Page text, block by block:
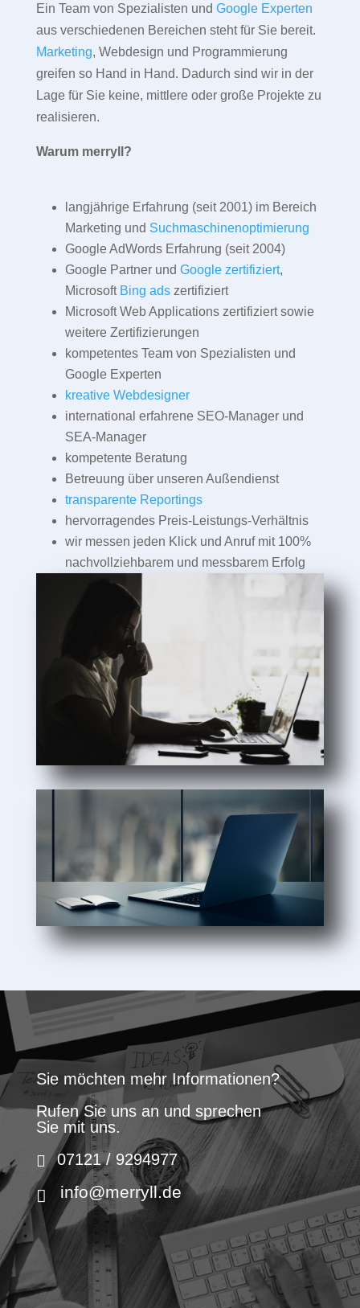
Ein Team von Spezialisten und Google Experten
aus verschiedenen Bereichen steht für Sie bereit.
Marketing, Webdesign und Programmierung
greifen so Hand in Hand. Dadurch sind wir in der
Lage für Sie keine, mittlere oder große Projekte zu
realisieren.
Warum merryll?
langjährige Erfahrung (seit 2001) im Bereich
Marketing und Suchmaschinenoptimierung
Google AdWords Erfahrung (seit 2004)
Google Partner und Google zertifiziert,
Microsoft Bing adszertifiziert
Microsoft Web Applications zertifiziert sowie
weitere Zertifizierungen
kompetentes Team von Spezialisten und
Google Experten
kreative Webdesigner
international erfahrene SEO-Manager und
SEA-Manager
kompetente Beratung
Betreuung über unseren Außendienst
transparente Reportings
hervorragendes Preis-Leistungs-Verhältnis
wir messen jeden Klick und Anruf mit 100%
nachvollziehbarem und messbarem Erfolg
Sie möchten mehr Informationen?
Rufen Sie uns an und sprechen
Sie mit uns.
07121 / 9294977
info@merryll.de